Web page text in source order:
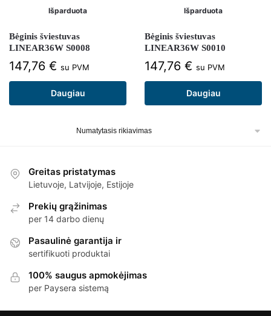
Išparduota
Bėginis šviestuvas
LINEAR36W S0008
147,76 € su PVM
Daugiau
Išparduota
Bėginis šviestuvas
LINEAR36W S0010
147,76 € su PVM
Daugiau
Greitas pristatymas
Lietuvoje, Latvijoje, Estijoje
Prekių grąžinimas
per 14 darbo dienų
Pasaulinė garantija ir
sertifikuoti produktai
100% saugus apmokėjimas
per Paysera sistemą